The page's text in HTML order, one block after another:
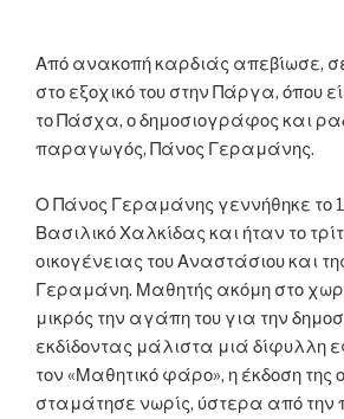
Από ανακοπή καρδιάς απεβίωσε,
στο εξοχικό του στην Πάργα, όπου
το Πάσχα, ο δημοσιογράφος και
παραγωγός, Πάνος Γεραμάνης.
Ο Πάνος Γεραμάνης γεννήθηκε το
Βασιλικό Χαλκίδας και ήταν το
οικογένειας του Αναστάσιου και
Γεραμάνη. Μαθητής ακόμη στο
μικρός την αγάπη του για την
εκδίδοντας μάλιστα μιά δίφυλλη
τον «Μαθητικό φάρο», η έκδοση της
σταμάτησε νωρίς, ύστερα από την